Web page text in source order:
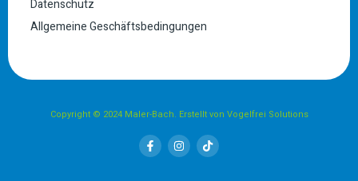
Datenschutz
Allgemeine Geschäftsbedingungen
Copyright © 2024 Maler-Bach. Erstellt von Vogelfrei Solutions